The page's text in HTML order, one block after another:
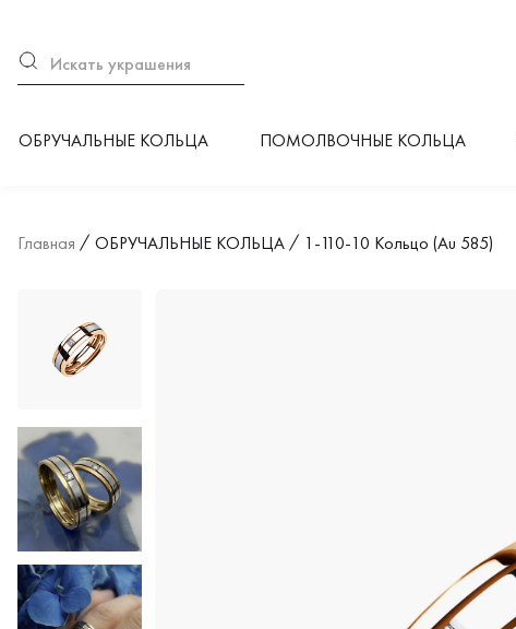
ОБРУЧАЛЬНЫЕ КОЛЬЦА ПОМОЛВОЧНЫЕ КОЛЬЦА
Главная ОБРУЧАЛЬНЫЕ КОЛЬЦА 1-110-10 Кольцо (Au 585)